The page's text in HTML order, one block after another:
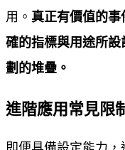
用。 真正有價值的
確的指標與用途所
劃的堆疊。
進階應用常見限